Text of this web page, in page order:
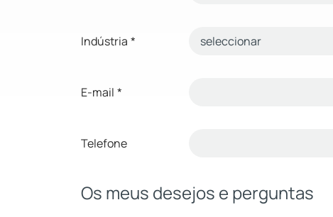
Indústria *
E-mail *
Telefone
Os meus desejos e perguntas